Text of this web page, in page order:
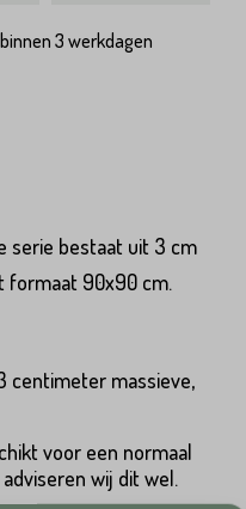
3 werkdagen
serie bestaat uit 3 cm
formaat 90x90 cm.
centimeter massieve,
voor een normaal
wij dit wel.
Hoeveelm2heeft u nodig?*
Achternaam*